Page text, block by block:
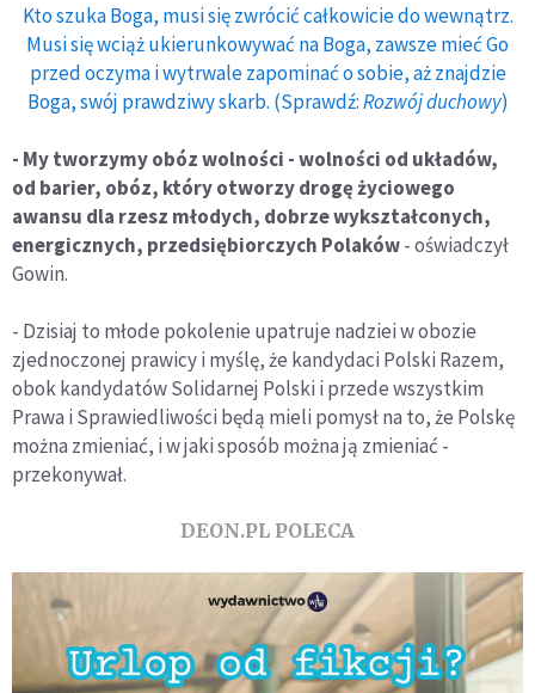
Kto szuka Boga, musi się zwrócić całkowicie do wewnątrz.
Musi się wciąż ukierunkowywać na Boga, zawsze mieć Go
przed oczyma i wytrwale zapominać o sobie, aż znajdzie
Boga, swój prawdziwy skarb. (Sprawdź:Rozwój duchowy)
- My tworzymy obóz wolności - wolności od układów,
od barier, obóz, który otworzy drogę życiowego
awansu dla rzesz młodych, dobrze wykształconych,
energicznych, przedsiębiorczych Polaków- oświadczył
Gowin.
- Dzisiaj to młode pokolenie upatruje nadziei w obozie
zjednoczonej prawicy i myślę, że kandydaci Polski Razem,
obok kandydatów Solidarnej Polski i przede wszystkim
Prawa i Sprawiedliwości będą mieli pomysł na to, że Polskę
można zmieniać, i w jaki sposób można ją zmieniać -
przekonywał.
DEON.PL POLECA